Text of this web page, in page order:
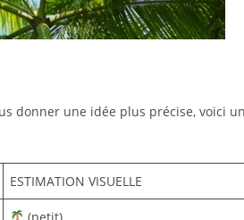
donner une idée plus précise, voici
ESTIMATION VISUELLE